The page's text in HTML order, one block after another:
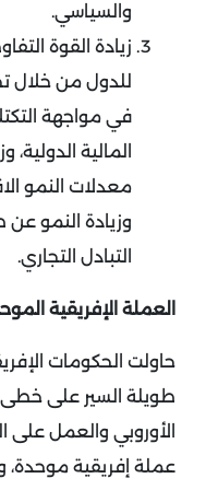
والسياسي.
زيادة القوة
للدول من خلال
في مواجهة
المالية الدولية،
معدلات النمو
وزيادة النمو
التبادل التجاري.
العملة الإفريقية
حاولت الحكومات
طويلة السير على خطى
الأوروبي والعمل على
عملة إفريقية موحدة،